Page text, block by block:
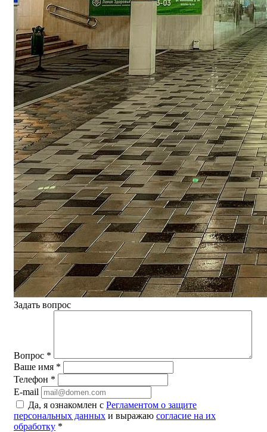
Задать вопрос
Вопрос *
Ваше имя *
Телефон *
E-mail
Да, я ознакомлен с Регламентом о защите
персональных данных и выражаю согласие на их
обработку *